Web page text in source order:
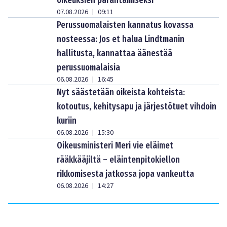
07.08.2026 | 09:11
Perussuomalaisten kannatus kovassa
nosteessa: Jos et halua Lindtmanin
hallitusta, kannattaa äänestää
perussuomalaisia
06.08.2026 | 16:45
Nyt säästetään oikeista kohteista:
kotoutus, kehitysapu ja järjestötuet vihdoin
kuriin
06.08.2026 | 15:30
Oikeusministeri Meri vie eläimet
rääkkääjiltä – eläintenpitokiellon
rikkomisesta jatkossa jopa vankeutta
06.08.2026 | 14:27